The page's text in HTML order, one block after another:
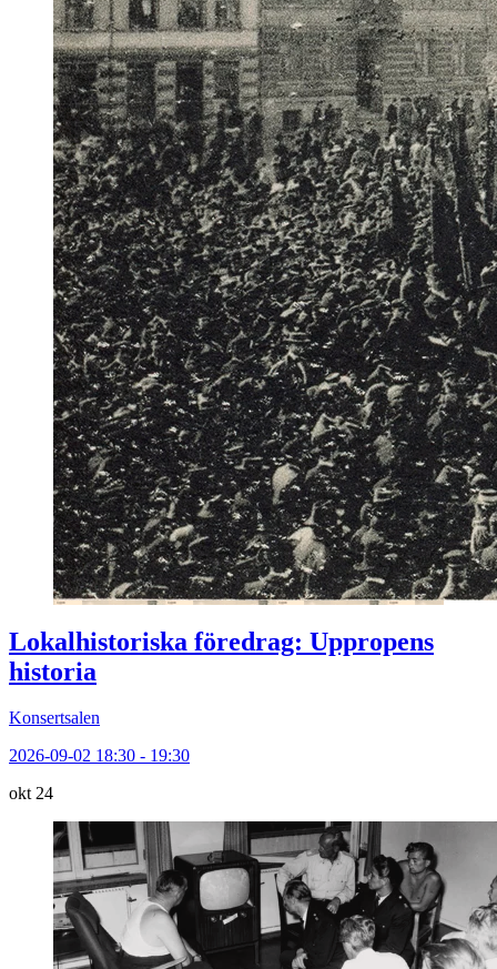
Lokalhistoriska föredrag: Uppropens
historia
Konsertsalen
2026-09-02 18:30 - 19:30
okt 24